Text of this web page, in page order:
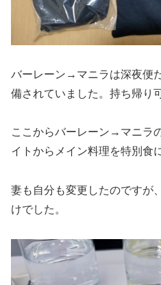
バーレーン→マニラは深夜便
備されていました。持ち帰り
ここからバーレーン→マニラ
イトからメイン料理を特別食
妻も自分も変更したのですが
けでした。